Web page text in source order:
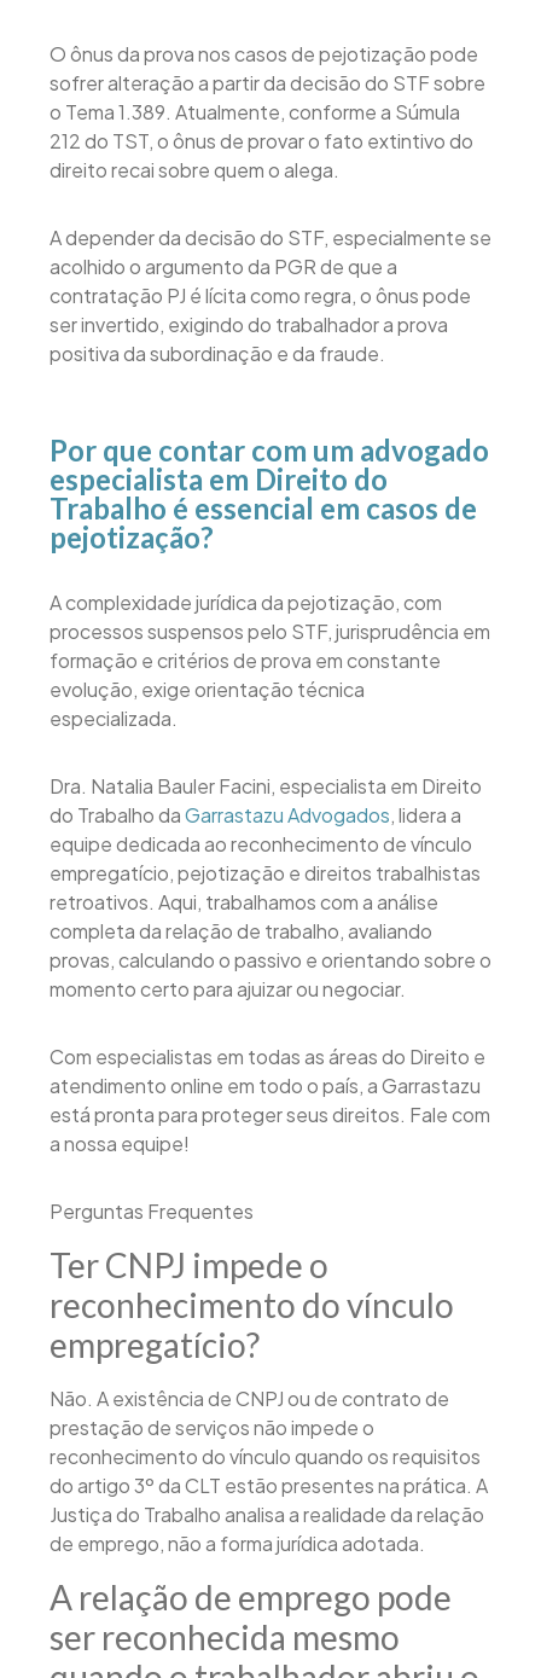
O ônus da prova nos casos de pejotização pode
sofrer alteração a partir da decisão do STF sobre
o Tema 1.389. Atualmente, conforme a Súmula
212 do TST, o ônus de provar o fato extintivo do
direito recai sobre quem o alega.
A depender da decisão do STF, especialmente se
acolhido o argumento da PGR de que a
contratação PJ é lícita como regra, o ônus pode
ser invertido, exigindo do trabalhador a prova
positiva da subordinação e da fraude.
Por que contar com um advogado
especialista em Direito do
Trabalho é essencial em casos de
pejotização?
A complexidade jurídica da pejotização, com
processos suspensos pelo STF, jurisprudência em
formação e critérios de prova em constante
evolução, exige orientação técnica
especializada.
Dra. Natalia Bauler Facini, especialista em Direito
do Trabalho daGarrastazu Advogados, lidera a
equipe dedicada ao reconhecimento de vínculo
empregatício, pejotização e direitos trabalhistas
retroativos. Aqui, trabalhamos com a análise
completa da relação de trabalho, avaliando
provas, calculando o passivo e orientando sobre o
momento certo para ajuizar ou negociar.
Com especialistas em todas as áreas do Direito e
atendimento online em todo o país, a Garrastazu
está pronta para proteger seus direitos. Fale com
a nossa equipe!
Perguntas Frequentes
Ter CNPJ impede o
reconhecimento do vínculo
empregatício?
Não. A existência de CNPJ ou de contrato de
prestação de serviços não impede o
reconhecimento do vínculo quando os requisitos
do artigo 3º da CLT estão presentes na prática. A
Justiça do Trabalho analisa a realidade da relação
de emprego, não a forma jurídica adotada.
A relação de emprego pode
ser reconhecida mesmo